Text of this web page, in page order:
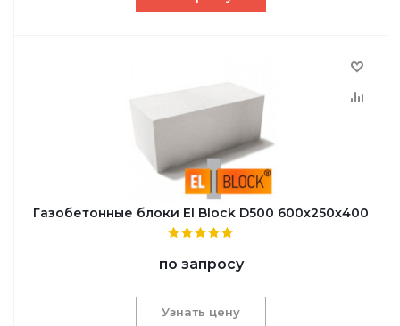
Газобетонные блоки El Block D500 600х250х400
по запросу
Узнать цену